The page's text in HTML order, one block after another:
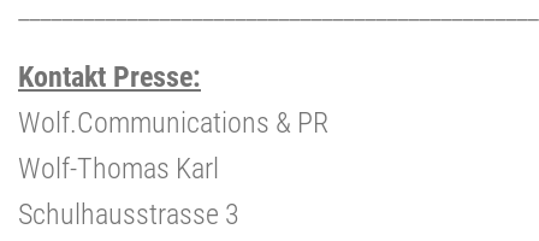
Kontakt Presse:
Wolf.Communications & PR
Wolf-Thomas Karl
Schulhausstrasse 3